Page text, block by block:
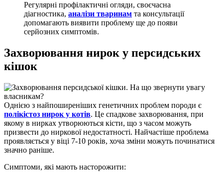
Регулярні профілактичні огляди, своєчасна
діагностика, аналізи тваринам та консультації
допомагають виявити проблему ще до появи
серйозних симптомів.
Захворювання нирок у персидських
кішок
Однією з найпоширеніших генетичних проблем породи є
полікістоз нирок у котів. Це спадкове захворювання, при
якому в нирках утворюються кісти, що з часом можуть
призвести до ниркової недостатності. Найчастіше проблема
проявляється у віці 7-10 років, хоча зміни можуть починатися
значно раніше.
Симптоми, які мають насторожити: